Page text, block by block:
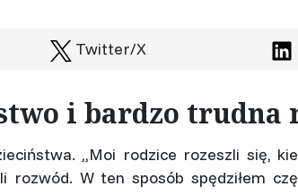
Twitter/X
i bardzo trudna
,,Moi rodzice rozeszli się,
rozwód. W ten sposób spędziłem